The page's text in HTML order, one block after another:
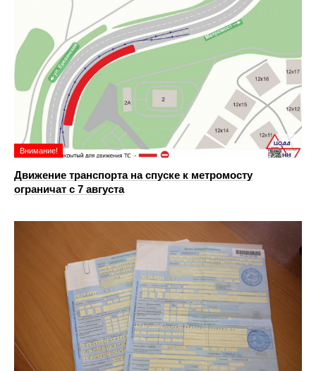
Внимание!
Движение транспорта на спуске к метромосту
ограничат с 7 августа